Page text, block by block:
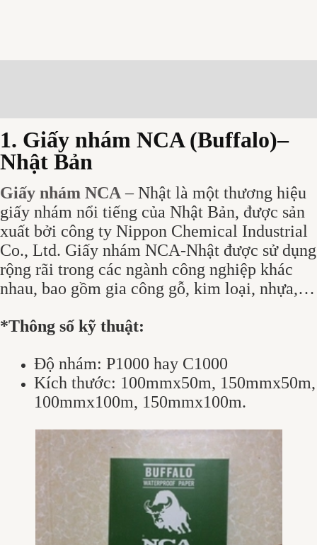
1. Giấy nhám NCA (Buffalo)–
Nhật Bản
Giấy nhám NCA– Nhật là một thương hiệu
giấy nhám nổi tiếng của Nhật Bản, được sản
xuất bởi công ty Nippon Chemical Industrial
Co., Ltd. Giấy nhám NCA-Nhật được sử dụng
rộng rãi trong các ngành công nghiệp khác
nhau, bao gồm gia công gỗ, kim loại, nhựa,…
*Thông số kỹ thuật:
Độ nhám: P1000 hay C1000
Kích thước: 100mmx50m, 150mmx50m,
100mmx100m, 150mmx100m.